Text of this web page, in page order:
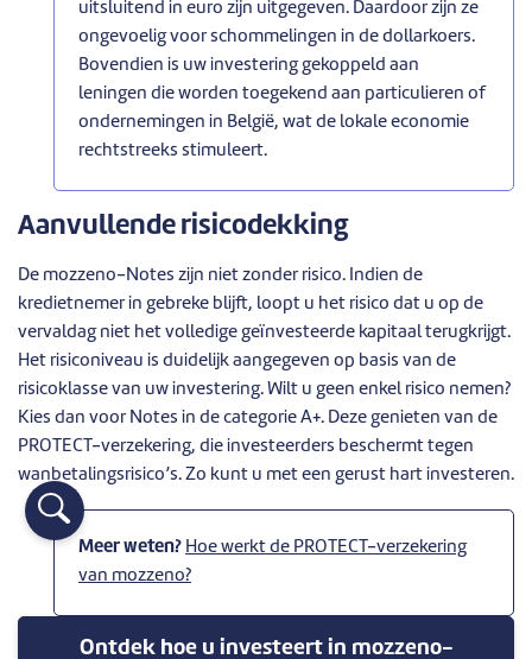
uitsluitend in euro zijn uitgegeven. Daardoor zijn ze
ongevoelig voor schommelingen in de dollarkoers.
Bovendien is uw investering gekoppeld aan
leningen die worden toegekend aan particulieren of
ondernemingen in België, wat de lokale economie
rechtstreeks stimuleert.
Aanvullende risicodekking
De mozzeno-Notes zijn niet zonder risico. Indien de
kredietnemer in gebreke blijft, loopt u het risico dat u op de
vervaldag niet het volledige geïnvesteerde kapitaal terugkrijgt.
Het risiconiveau is duidelijk aangegeven op basis van de
risicoklasse van uw investering. Wilt u geen enkel risico nemen?
Kies dan voor Notes in de categorie A+. Deze genieten van de
PROTECT-verzekering, die investeerders beschermt tegen
wanbetalingsrisico’s. Zo kunt u met een gerust hart investeren.
Meer weten? Hoe werkt de PROTECT-verzekering
van mozzeno?
Ontdek hoe u investeert in mozzeno-